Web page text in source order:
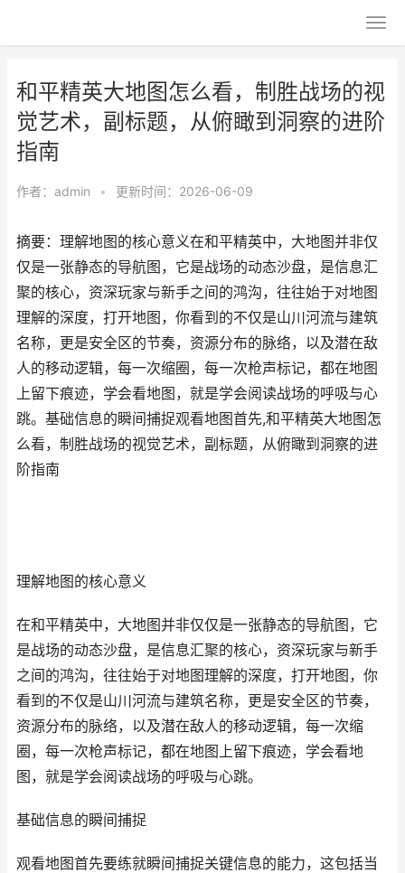
和平精英大地图怎么看，制胜战场的视
觉艺术，副标题，从俯瞰到洞察的进阶
指南
作者： admin • 更新时间：2026-06-09
摘要：理解地图的核心意义在和平精英中，大地图并非仅
仅是一张静态的导航图，它是战场的动态沙盘，是信息汇
聚的核心，资深玩家与新手之间的鸿沟，往往始于对地图
理解的深度，打开地图，你看到的不仅是山川河流与建筑
名称，更是安全区的节奏，资源分布的脉络，以及潜在敌
人的移动逻辑，每一次缩圈，每一次枪声标记，都在地图
上留下痕迹，学会看地图，就是学会阅读战场的呼吸与心
跳。基础信息的瞬间捕捉观看地图首先,和平精英大地图怎
么看，制胜战场的视觉艺术，副标题，从俯瞰到洞察的进
阶指南
理解地图的核心意义
在和平精英中，大地图并非仅仅是一张静态的导航图，它
是战场的动态沙盘，是信息汇聚的核心，资深玩家与新手
之间的鸿沟，往往始于对地图理解的深度，打开地图，你
看到的不仅是山川河流与建筑名称，更是安全区的节奏，
资源分布的脉络，以及潜在敌人的移动逻辑，每一次缩
圈，每一次枪声标记，都在地图上留下痕迹，学会看地
图，就是学会阅读战场的呼吸与心跳。
基础信息的瞬间捕捉
观看地图首先要练就瞬间捕捉关键信息的能力，这包括当